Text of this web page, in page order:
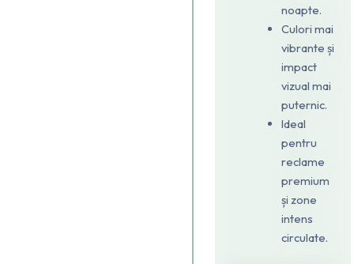
noapte.
Culori mai
vibrante și
impact
vizual mai
puternic.
Ideal
pentru
reclame
premium
și zone
intens
circulate.